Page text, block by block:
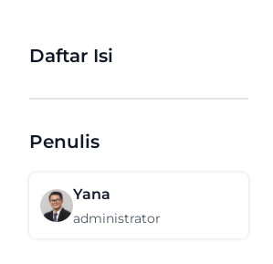
Daftar Isi
Penulis
Yana
administrator